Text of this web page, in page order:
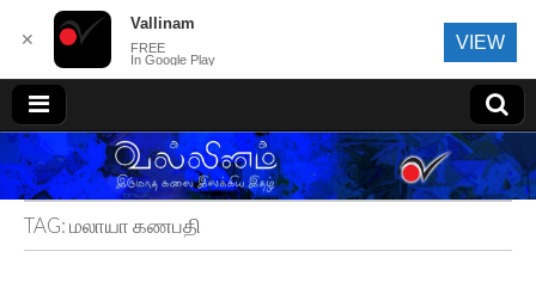
வல்லினம்
TAG:மலாயா கணபதி
✕
Vallinam
FREE
In Google Play
VIEW